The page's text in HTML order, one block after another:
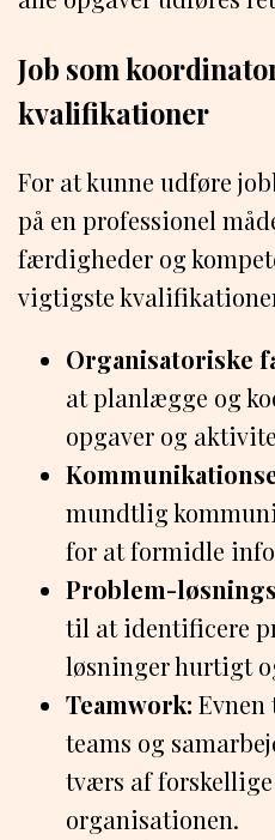
Job som
kvalifikationer
For at kunne udføre
på en professionel
færdigheder og
vigtigste
Organisatoriske
at planlægge og
opgaver og
mundtlig
for at formidle
Problem-
til at identificere
løsninger hurtigt
Teamwork:
teams og
tværs af
organisationen.